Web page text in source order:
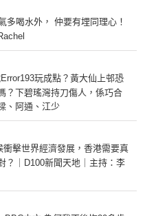
多喝水外， 仲要有埋同理心！
玩成點？黃大仙上邨恐
？下碧瑤灣持刀傷人，係巧合
、阿通、江少
衝擊世界經濟發展，香港需要真
？｜D100新聞天地｜主持：李